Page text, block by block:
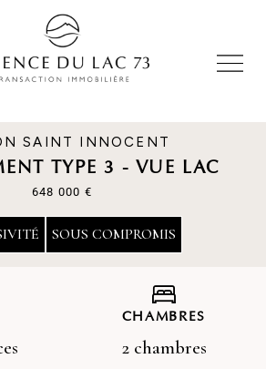
SAINT INNOCENT
TYPE 3 - VUE LAC
648 000 €
SOUS COMPROMIS
CHAMBRES
2 chambres